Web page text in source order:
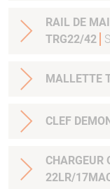
RAIL DE
TRG22/42
MALLETTE
CLEF
CHARGEUR
22LR/